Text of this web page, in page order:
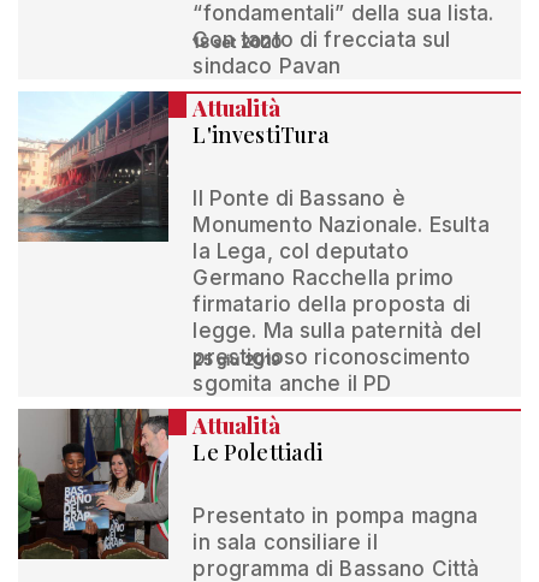
“fondamentali” della sua lista.
Con tanto di frecciata sul
sindaco Pavan
18 set 2020
Attualità
L'investiTura
Il Ponte di Bassano è
Monumento Nazionale. Esulta
la Lega, col deputato
Germano Racchella primo
firmatario della proposta di
legge. Ma sulla paternità del
prestigioso riconoscimento
sgomita anche il PD
25 giu 2019
Attualità
Le Polettiadi
Presentato in pompa magna
in sala consiliare il
programma di Bassano Città